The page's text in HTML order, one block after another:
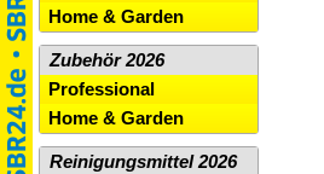
Home & Garden
Zubehör 2026
Professional
Home & Garden
Reinigungsmittel 2026